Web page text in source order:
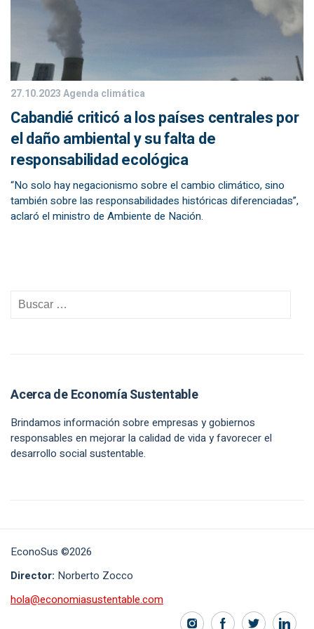
27.10.2023Agenda climática
Cabandié criticó a los países centrales por
el daño ambiental y su falta de
responsabilidad ecológica
“No solo hay negacionismo sobre el cambio climático, sino
también sobre las responsabilidades históricas diferenciadas”,
aclaró el ministro de Ambiente de Nación.
Acerca de Economía Sustentable
Brindamos información sobre empresas y gobiernos
responsables en mejorar la calidad de vida y favorecer el
desarrollo social sustentable.
EconoSus ©2026
Director: Norberto Zocco
hola@economiasustentable.com